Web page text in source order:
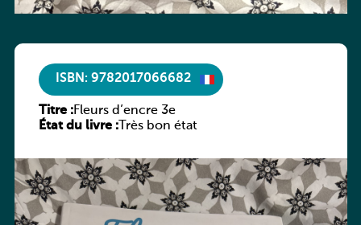
ISBN: 9782017066682
Titre :Fleurs d’encre 3e
État du livre :Très bon état